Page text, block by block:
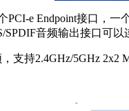
PCI-e Endpoint接口
SPDIF音频输出接口可
支持2.4GHz/5GHz 2x2